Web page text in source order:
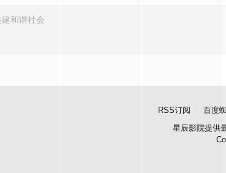
RSS订阅 百度
星辰影院提供